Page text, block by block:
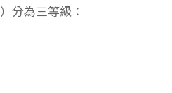
）分為三等級：